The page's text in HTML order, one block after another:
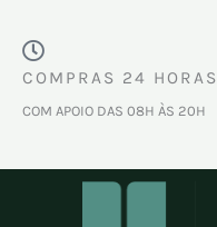
COMPRAS 24 HORAS
COM APOIO DAS 08H ÀS 20H